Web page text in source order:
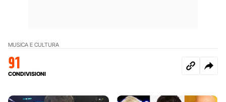
MUSICA E CULTURA
91
CONDIVISIONI